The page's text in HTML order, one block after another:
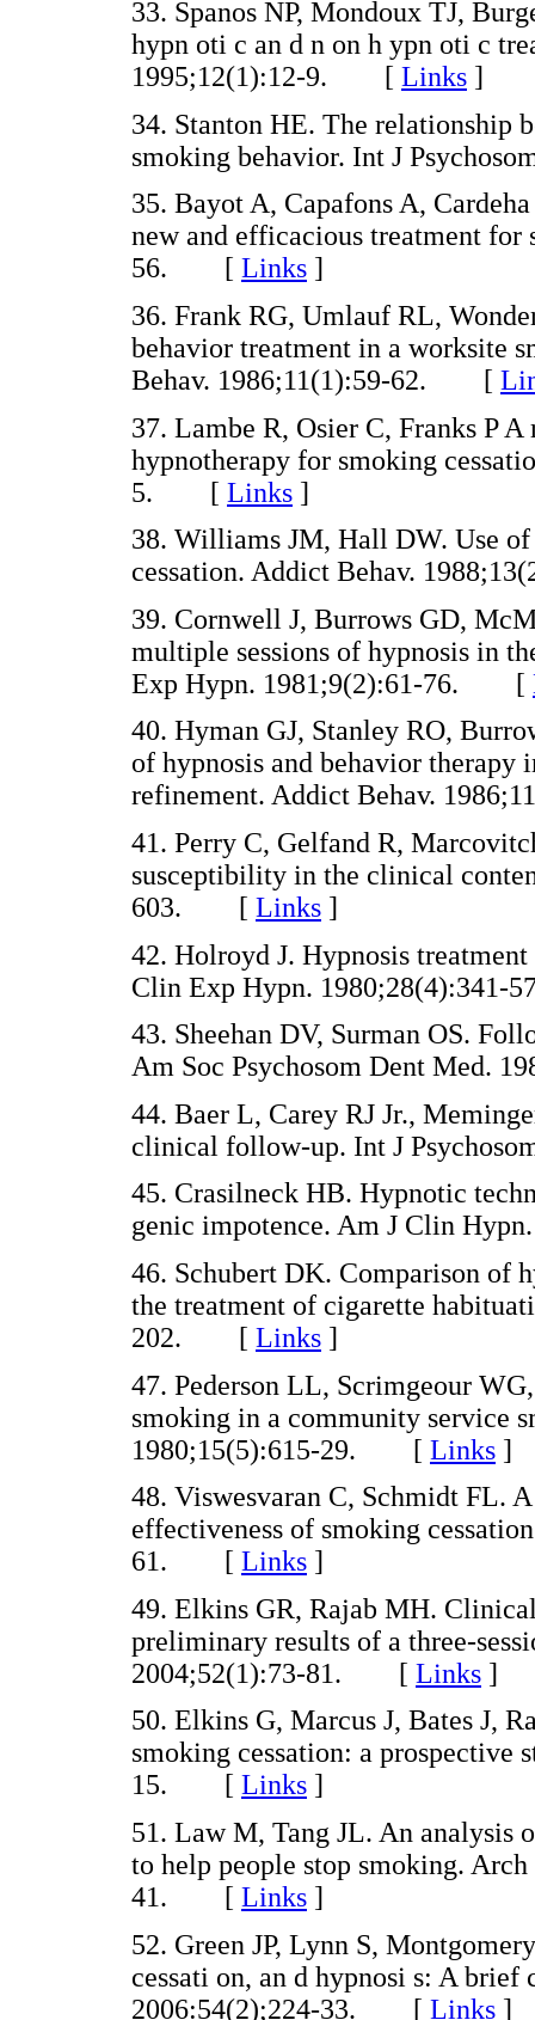
33. Spanos NP, Mondoux TJ,
hypn oti c an d n on h ypn oti c
1995;12(1):12-9. [ Links ]
34. Stanton HE. The relationship
smoking behavior. Int J
35. Bayot A, Capafons A,
new and efficacious treatment
56. [ Links ]
36. Frank RG, Umlauf RL,
behavior treatment in a worksite
Behav. 1986;11(1):59-62. [
37. Lambe R, Osier C, Franks P
hypnotherapy for smoking
5. [ Links ]
38. Williams JM, Hall DW. Use
cessation. Addict Behav.
39. Cornwell J, Burrows GD,
multiple sessions of hypnosis in
Exp Hypn. 1981;9(2):61-76. [
40. Hyman GJ, Stanley RO,
of hypnosis and behavior therapy
refinement. Addict Behav.
41. Perry C, Gelfand R,
susceptibility in the clinical
603. [ Links ]
42. Holroyd J. Hypnosis
Clin Exp Hypn.
43. Sheehan DV, Surman OS.
Am Soc Psychosom Dent
44. Baer L, Carey RJ Jr.,
clinical follow-up. Int J
45. Crasilneck HB. Hypnotic
genic impotence. Am J Clin
46. Schubert DK. Comparison of
the treatment of cigarette
202. [ Links ]
47. Pederson LL, Scrimgeour
smoking in a community service
1980;15(5):615-29. [ Links ]
48. Viswesvaran C, Schmidt FL.
effectiveness of smoking
61. [ Links ]
49. Elkins GR, Rajab MH.
preliminary results of a three-
2004;52(1):73-81. [ Links ]
50. Elkins G, Marcus J, Bates J,
smoking cessation: a
15. [ Links ]
51. Law M, Tang JL. An analysis
to help people stop smoking.
41. [ Links ]
52. Green JP, Lynn S,
cessati on, an d hypnosi s: A
2006:54(2);224-33. [ Links ]